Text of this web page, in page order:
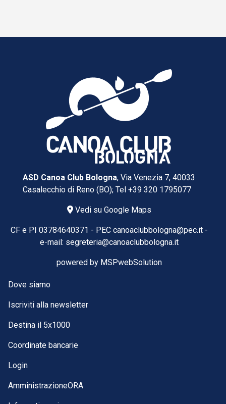
ASD Canoa Club Bologna, Via Venezia 7, 40033
Casalecchio di Reno (BO); Tel +39 320 1795077
Vedi su Google Maps
CF e PI 03784640371 - PEC canoaclubbologna@pec.it -
e-mail: segreteria@canoaclubbologna.it
powered by MSPwebSolution
Dove siamo
Iscriviti alla newsletter
Destina il 5x1000
Coordinate bancarie
Login
AmministrazioneORA